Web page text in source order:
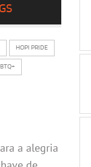
HOPI PRIDE
a alegria